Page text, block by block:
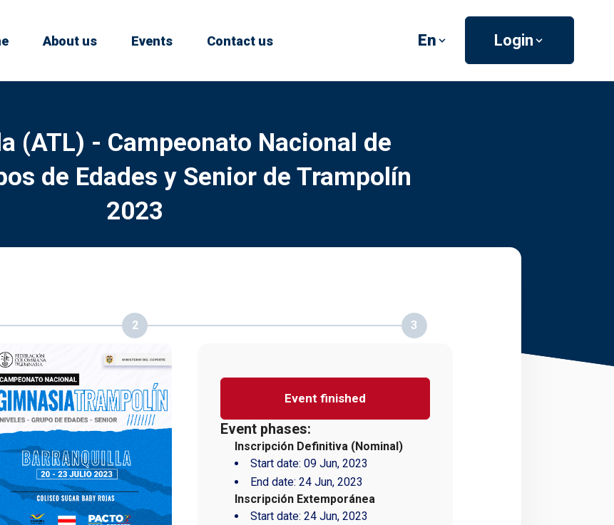
About us Events Contact us En Login
(ATL) - Campeonato Nacional de
de Edades y Senior de Trampolín
2023
2 3
Event finished
Event phases:
Inscripción Definitiva (Nominal)
Start date:09 Jun, 2023
End date:24 Jun, 2023
Inscripción Extemporánea
Start date:24 Jun, 2023